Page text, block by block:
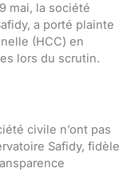
mai, la société
a porté plainte
(HCC) en
lors du scrutin.
civile n’ont pas
Safidy, fidèle